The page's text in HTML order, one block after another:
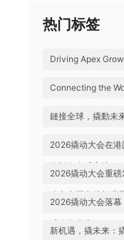
热门标签
Driving Apex
Successfully
Connecting the
鏈接全球，撬動未
2026撬动大会在港
询迈向全球高地
2026撬动大会重磅
助力中国实践与世
2026撬动大会落幕
球咨询生态
新机遇，撬未来：